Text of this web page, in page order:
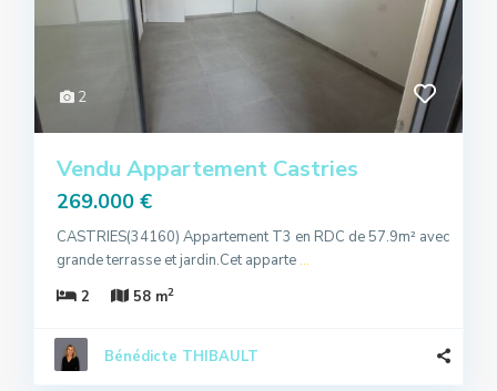
2
Vendu Appartement Castries
269.000 €
CASTRIES(34160) Appartement T3 en RDC de 57.9m² avec
grande terrasse et jardin.Cet apparte ...
2
58 m2
Bénédicte THIBAULT